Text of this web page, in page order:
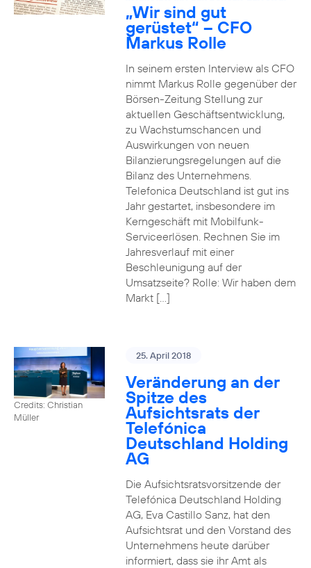
„Wir sind gut
gerüstet“ – CFO
Markus Rolle
In seinem ersten Interview als CFO
nimmt Markus Rolle gegenüber der
Börsen-Zeitung Stellung zur
aktuellen Geschäftsentwicklung,
zu Wachstumschancen und
Auswirkungen von neuen
Bilanzierungsregelungen auf die
Bilanz des Unternehmens.
Telefonica Deutschland ist gut ins
Jahr gestartet, insbesondere im
Kerngeschäft mit Mobilfunk-
Serviceerlösen. Rechnen Sie im
Jahresverlauf mit einer
Beschleunigung auf der
Umsatzseite? Rolle: Wir haben dem
Markt […]
Credits: Christian
Müller
25. April 2018
Veränderung an der
Spitze des
Aufsichtsrats der
Telefónica
Deutschland Holding
AG
Die Aufsichtsratsvorsitzende der
Telefónica Deutschland Holding
AG, Eva Castillo Sanz, hat den
Aufsichtsrat und den Vorstand des
Unternehmens heute darüber
informiert, dass sie ihr Amt als